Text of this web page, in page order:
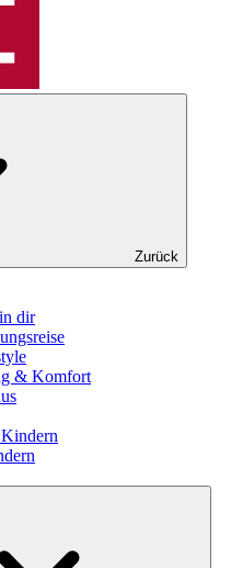
Zurück
dir
& Komfort